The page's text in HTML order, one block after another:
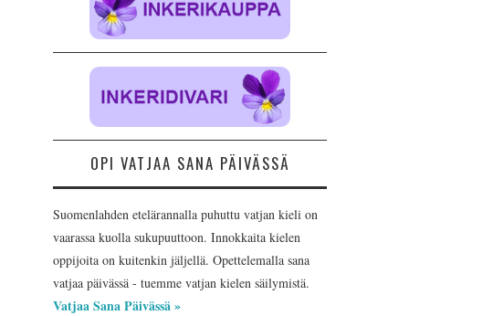
OPI VATJAA SANA PÄIVÄSSÄ
Suomenlahden etelärannalla puhuttu vatjan kieli on
vaarassa kuolla sukupuuttoon. Innokkaita kielen
oppijoita on kuitenkin jäljellä. Opettelemalla sana
vatjaa päivässä - tuemme vatjan kielen säilymistä.
Vatjaa Sana Päivässä »